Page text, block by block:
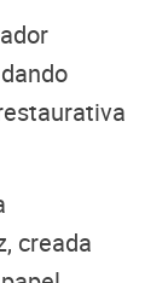
creada